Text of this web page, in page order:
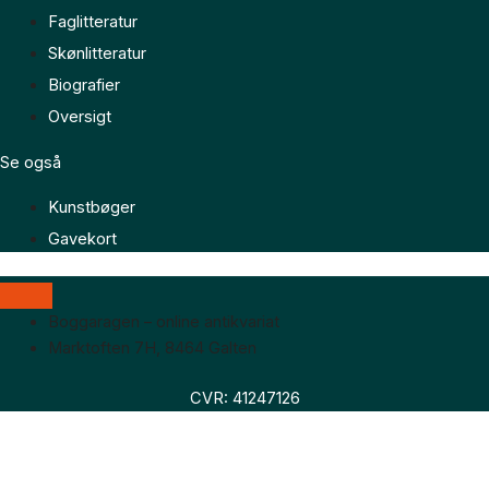
Faglitteratur
Skønlitteratur
Biografier
Oversigt
Se også
Kunstbøger
Gavekort
Boggaragen – online antikvariat
Marktoften 7H, 8464 Galten
CVR: 41247126